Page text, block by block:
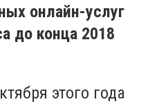
онлайн-услуг
до конца 2018
этого года